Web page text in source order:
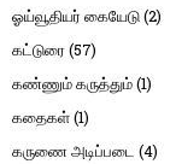
ஓய்வூதியர் கையேடு(2)
கட்டுரை (57)
கண்ணும் கருத்தும்(1)
கதைகள்(1)
கருணை அடிப்படை (4)